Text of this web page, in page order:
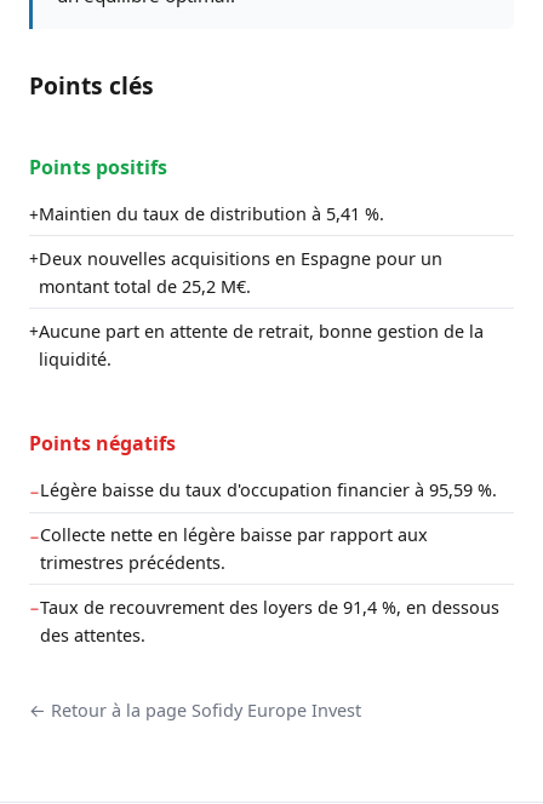
Points clés
Points positifs
+Maintien du taux de distribution à 5,41 %.
+Deux nouvelles acquisitions en Espagne pour un
montant total de 25,2 M€.
+Aucune part en attente de retrait, bonne gestion de la
liquidité.
Points négatifs
−Légère baisse du taux d'occupation financier à 95,59 %.
−Collecte nette en légère baisse par rapport aux
trimestres précédents.
−Taux de recouvrement des loyers de 91,4 %, en dessous
des attentes.
← Retour à la page Sofidy Europe Invest